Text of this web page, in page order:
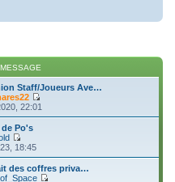
Staff/Joueurs Ave…
o
t
e
22:01
Po's
C
o
n
s
18:45
des coffres priva…